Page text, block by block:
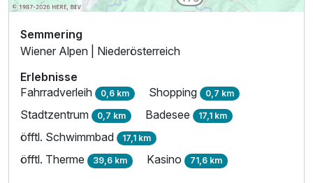
Semmering
Wiener Alpen | Niederösterreich
Erlebnisse
Fahrradverleih 0,6 km Shopping 0,7 km
Stadtzentrum 0,7 km Badesee 17,1 km
öfftl. Schwimmbad 17,1 km
öfftl. Therme 39,6 km Kasino 71,6 km